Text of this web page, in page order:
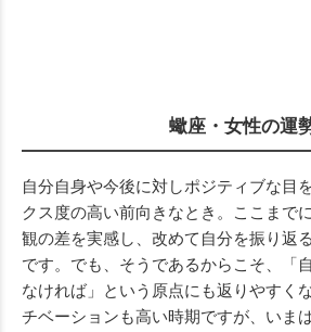
蠍座・女性の運
自分自身や今後に対しポジティブな目
クス度の高い前向きなとき。ここまで
観の差を実感し、改めて自分を振り返
です。でも、そうであるからこそ、「
なければ」という原点にも返りやすく
チベーションも高い時期ですが、いま